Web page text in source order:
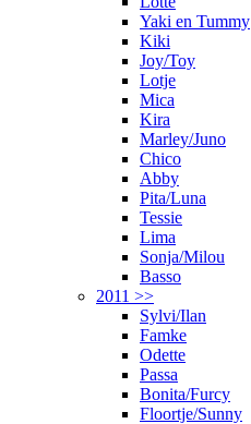
Yaki en Tummy
Kiki
Joy/Toy
Lotje
Mica
Kira
Marley/Juno
Chico
Abby
Pita/Luna
Tessie
Lima
Sonja/Milou
Basso
2011 >>
Sylvi/Ilan
Famke
Odette
Passa
Bonita/Furcy
Floortje/Sunny